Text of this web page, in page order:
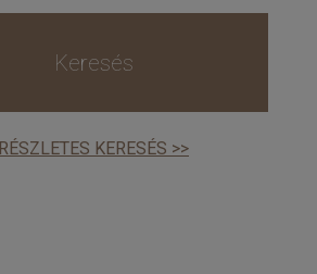
Keresés
RÉSZLETES KERESÉS >>